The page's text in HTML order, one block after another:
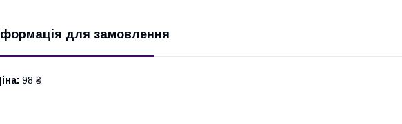
для замовлення
98 ₴